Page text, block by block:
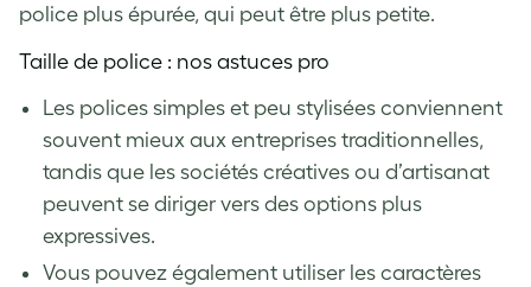
police plus épurée, qui peut être plus petite.
Taille de police : nos astuces pro
Les polices simples et peu stylisées conviennent
souvent mieux aux entreprises traditionnelles,
tandis que les sociétés créatives ou d’artisanat
peuvent se diriger vers des options plus
expressives.
Vous pouvez également utiliser les caractères